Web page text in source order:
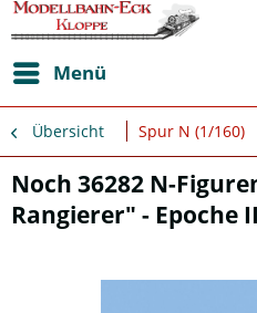
Menü
Übersicht Spur N (1/160)
Noch 36282 N-
Rangierer" - Epoche